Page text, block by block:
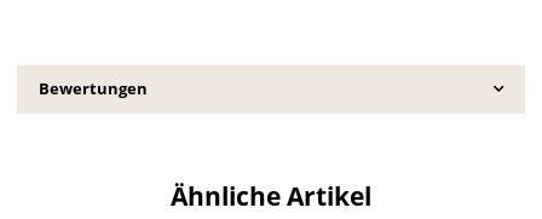
Bewertungen
Ähnliche Artikel